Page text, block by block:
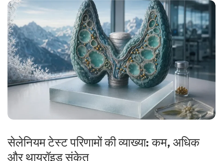
सेलेनियम टेस्ट परिणामों की व्याख्या: कम, अधिक
और थायरॉइड संकेत